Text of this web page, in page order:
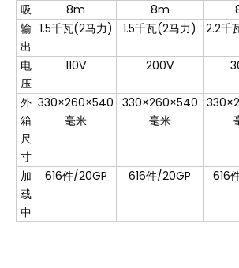
吸 8m 8m
输
出
1.5千瓦(2马力) 1.5千瓦(2马力) 2.2千
电
压
110V 200V
外
箱
尺
寸
330×260×540
毫米
330×260×540
毫米
加
载
中
616件/20GP 616件/20GP 616